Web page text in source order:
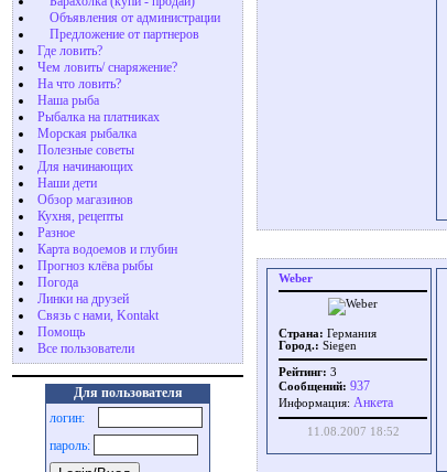
Объявления от администрации
Предложение от партнеров
Где ловить?
Чем ловить/ снаряжение?
На что ловить?
Наша рыба
Рыбалка на платниках
Морская рыбалка
Полезные советы
Для начинающих
Наши дети
Обзор магазинов
Кухня, рецепты
Разное
Карта водоемов и глубин
Прогноз клёва рыбы
Погода
Линки на друзей
Связь с нами, Kontakt
Помощь
Все пользователи
Для пользователя
логин:
пароль:
Weber
Страна: Германия
Город.: Siegen
Рейтинг: 3
Сообщений: 937
Информация: Aнкета
11.08.2007 18:52